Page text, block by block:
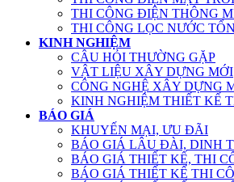
THI CÔNG ĐIỆN THÔNG
THI CÔNG LỌC NƯỚC
KINH NGHIỆM
CÂU HỎI THƯỜNG GẶP
VẬT LIỆU XÂY DỰNG MỚI
CÔNG NGHỆ XÂY DỰNG
KINH NGHIỆM THIẾT KẾ
BÁO GIÁ
KHUYẾN MẠI, ƯU ĐÃI
BÁO GIÁ LÂU ĐÀI, DINH
BÁO GIÁ THIẾT KẾ, THI
BÁO GIÁ THIẾT KẾ THI